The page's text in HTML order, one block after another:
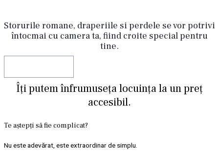
Storurile romane, draperiile si perdele se vor potrivi
întocmai cu camera ta, fiind croite special pentru
tine.
Îți putem înfrumuseța locuința la un preț
accesibil.
Te aștepți să fie complicat?
Nu este adevărat, este extraordinar de simplu.